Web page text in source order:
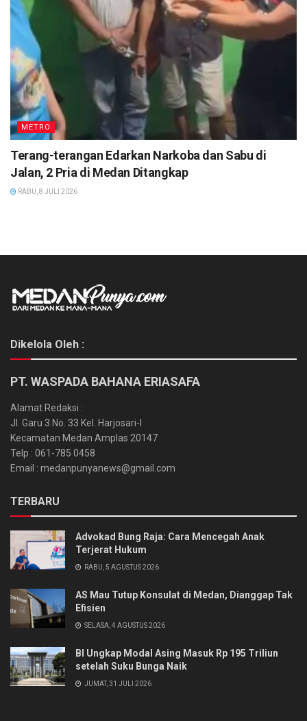
METRO
Terang-terangan Edarkan Narkoba dan Sabu di
Jalan, 2 Pria di Medan Ditangkap
RABU, 8 JULI 2026
Dikelola Oleh :
PT. WASPADA BAHANA ERIASAFA
Alamat Redaksi :
Jl. Garu 3 No. 33 Kel. Harjosari-I
Kecamatan Medan Amplas 20147
Telp : 061-785 0458
Email : medanpunyanews@gmail.com
TERBARU
Advokad Bung Raja: Cara Mencegah Anak
Terjerat Hukum
RABU, 5 AGUSTUS 2026
AS Mau Tutup Konsulat di Medan, Dianggap Tak
Efisien
SELASA, 4 AGUSTUS 2026
BI Ungkap Modal Asing Masuk Rp 195 Triliun
setelah Suku Bunga Naik
JUMAT, 31 JULI 2026